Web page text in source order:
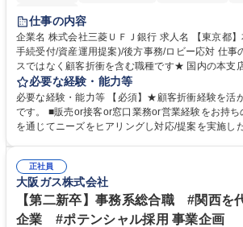
土日祝休み
仕事の内容
企業名 株式会社三菱ＵＦＪ銀行 求人名 【東京都】本支店の窓口業務(事務
手続受付/資産運用提案)/後方事務/ロビー応対 仕事の内容 ★バックオフィ
スではなく顧客折衝を含む職種です★ 国内の本支
事していただきます。 ■窓口/後方/ロビーにて事務
ーション、お客様対応 ■窓口にて、ご来店された個人のお客様に対して金
融商品のご提案 ■効率的な事務運用の検討・構築
に必ずご覧ください≫ ※記事 https://
必要な経験・能力等
必要な経験・能力等 【必須】★顧客折衝経験を活
です。 ■販売or接客or窓口業務or営業経験をお持
を通じてニーズをヒアリングし対応/提案を実施した経験必須
るので安心して入行いただけます。 幅広いキャリ
や社内副業等を活用し、 一人ひとりが挑戦できる
ます。 学歴・資格 学歴：大学院 大学 高専 短大 専修学校 高校 語学力：
資格：
正社員
大阪ガス株式会社
【第二新卒】事務系総合職 #関西を
企業 #ポテンシャル採用 事業企画